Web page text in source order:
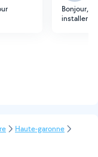
Bonjour,
installer
Haute-garonne